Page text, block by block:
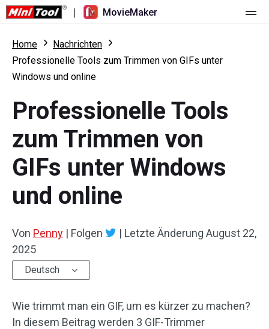
| MovieMaker
Startseite
Preise
Was ist neu
Übersicht
Mehrspurbearbeitung
Seitenverhältnis
Geschwindigkeit anpassen/umkehren
Trimmen/Teilen/Zuschneiden
Text/Elemente
Ressourcen
Benutzerhandbuch
Tricks für Videobearbeitung
Video-Tools
Bildschirm-Rekorder
Video-Konverter
Online-Video-Downloader
Home
Nachrichten
Professionelle Tools zum Trimmen von GIFs unter
Windows und online
Professionelle Tools
zum Trimmen von
GIFs unter Windows
und online
Von Penny | Folgen | Letzte Änderung August 22,
2025
Deutsch
Wie trimmt man ein GIF, um es kürzer zu machen?
In diesem Beitrag werden 3 GIF-Trimmer